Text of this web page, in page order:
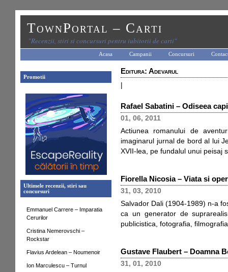
TownPortal – Carti
"Recenzii, stiri si concursuri pentru iubitorii de carti"
Acasa Campanii Concursuri
Promotii
Ultimele recenzii, stiri sau
concursuri
Emmanuel Carrere – Imparatia
Cerurilor
Cristina Nemerovschi –
Rockstar
Flavius Ardelean – Noumenoir
Ion Marculescu – Turnul
Editura: Adevarul
Rafael Sabatini – Odiseea
01, 06, 2011
Actiunea romanului de
imaginarul jurnal de bord al lui
XVII-lea, pe fundalul unui peisaj
Fiorella Nicosia – Viata si
31, 03, 2010
Salvador Dali (1904-1989) n-a
ca un generator de
publicistica, fotografia,
Gustave Flaubert – Doamna
31, 01, 2010